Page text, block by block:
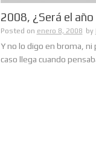
2008, ¿Será el
Posted on enero 8, 2008 by
Y no lo digo en broma,
caso llega cuando